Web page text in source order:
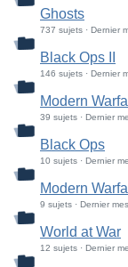
Ghosts
737 sujets · Dernier
Black Ops II
146 sujets · Dernier
Modern
39 sujets · Dernier
Black Ops
10 sujets · Dernier
Modern
9 sujets · Dernier
World at War
12 sujets · Dernier